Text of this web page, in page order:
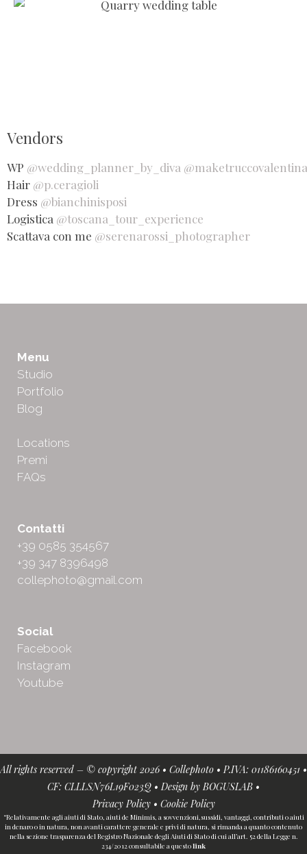
Vendors
WP @wedding_planner_by_diva @maketruccovalentina
Hair @p.ceragioli
Dress @bianchinisposi
Logistica @toscana_tour_experience
Scattava con me @serenarossi_photographer
Menu
Studio
Portfolio
Blog
Locations
Premi
FAQs
Contatti
+39 0585 354567
+39 347 8396498
collephoto@gmail.com
Social
Facebook
Instagram
Youtube
All rights reserved – © copyright 2026 • Collephoto • P.IVA: 01186160451 •
CF: CLLLSN76L19F023Q • Design byBOGUSLAB •
Privacy Policy• Cookie Policy
“Relativamente agli aiuti di Stato, aiuti de Minimis, a sovvenzioni,sussidi, vantaggi, contributi o aiuti
in denaro o in natura, non avanti carattere generale e privi di natura, si rimanda a quanto contenuto
nella sezione trasparenza del Registro Nazionale degli Aiuti di Stato di cui all’art. 52 della Legge n.
234/2012 consultabile a questolink